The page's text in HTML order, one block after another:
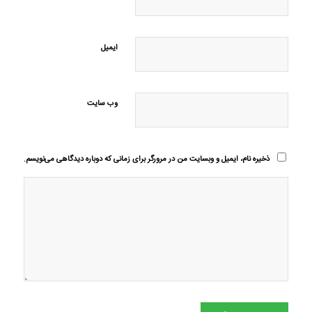
ایمیل
وب‌ سایت
ذخیره نام، ایمیل و وبسایت من در مرورگر برای زمانی که دوباره دیدگاهی می‌نویسم.